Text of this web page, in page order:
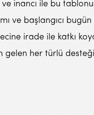
inancı ile bu
ve başlangıcı
irade ile katkı
gelen her türlü